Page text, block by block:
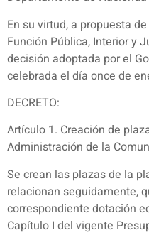
En su virtud, a propuesta
Función Pública, Interior y
decisión adoptada por el
celebrada el día once de
DECRETO:
Artículo 1. Creación de
Administración de la
Se crean las plazas de la
relacionan seguidamente,
correspondiente dotación
Capítulo I del vigente